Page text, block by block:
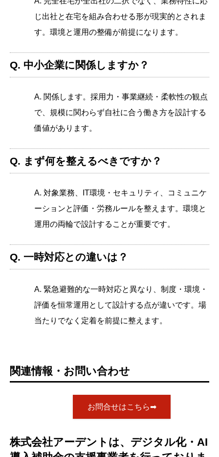
じ出社と在宅を組み合わせる形が現実的とされま
す。環境と運用の整備が前提になります。
Q. 中小企業に関係しますか？
A. 関係します。採用力・事業継続・柔軟性の観点
で、規模に関わらず自社に合う働き方を設計する
価値があります。
Q. まず何を整えるべきですか？
A. 対象業務、IT環境・セキュリティ、コミュニケ
ーションと評価・労務ルールを整えます。環境と
運用の両輪で設計することが重要です。
Q. 一時対応との違いは？
A. 緊急避難的な一時対応と異なり、制度・環境・
評価を恒常運用として設計する点が違いです。場
当たりでなく定着を前提に整えます。
関連情報・お問い合わせ
お問合せはこちら➡
株式会社アーデントは、デジタル化・AI